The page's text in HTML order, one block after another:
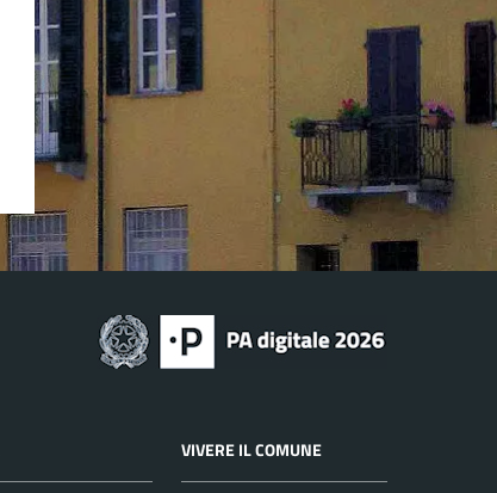
VIVERE IL COMUNE